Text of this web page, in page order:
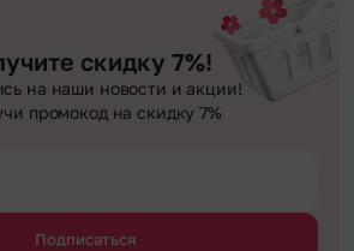
скидку 7%!
на наши новости и акции!
промокод на скидку 7%
Подписаться